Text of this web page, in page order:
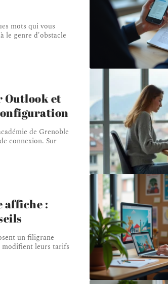
mots qui vous
le genre d'obstacle
Outlook et
de Grenoble
connexion. Sur
affiche :
un filigrane
modifient leurs tarifs